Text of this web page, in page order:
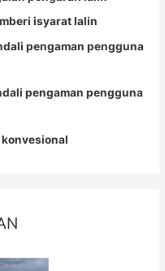
isyarat lalin
pengaman pengguna
pengaman pengguna
konvesional